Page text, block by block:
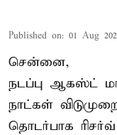
Published on: 01 Aug
சென்னை,
நடப்பு ஆகஸ்ட்
நாட்கள்
தொடர்பாக